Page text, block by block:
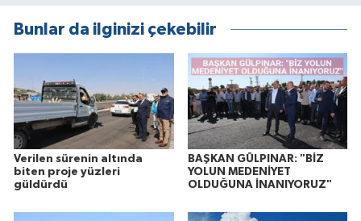
Bunlar da ilginizi çekebilir
Verilen sürenin altında
biten proje yüzleri
güldürdü
BAŞKAN GÜLPINAR: "BİZ
YOLUN MEDENİYET
OLDUĞUNA İNANIYORUZ"